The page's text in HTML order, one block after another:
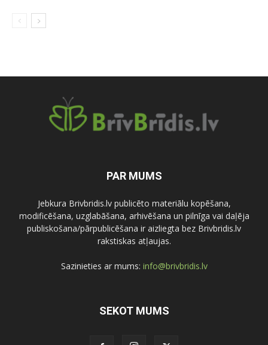
PAR MUMS
Jebkura Brivbridis.lv publicēto materiālu kopēšana,
modificēšana, uzglabāšana, arhivēšana un pilnīga vai daļēja
publiskošana/pārpublicēšana ir aizliegta bez Brivbridis.lv
rakstiskas atļaujas.
Sazinieties ar mums: info@brivbridis.lv
SEKOT MUMS